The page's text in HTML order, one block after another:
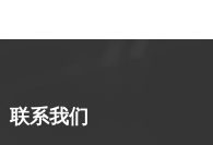
联系我们